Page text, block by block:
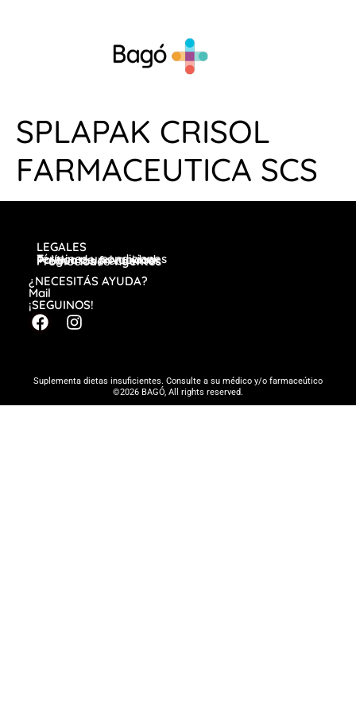
SPLAPAK CRISOL
FARMACEUTICA SCS
LEGALES
Términos y condiciones
Política de privacidad
Preguntas frecuentes
Promociones vigentes
¿NECESITÁS AYUDA?
Mail
¡SEGUINOS!
Suplementa dietas insuficientes. Consulte a su médico y/o farmaceútico
©2026 BAGÓ, All rights reserved.